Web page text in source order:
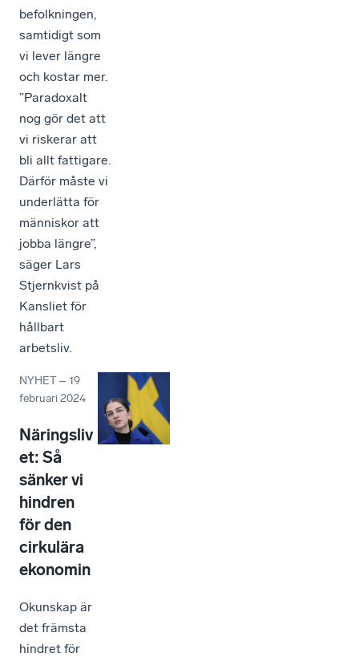
befolkningen,
samtidigt som
vi lever längre
och kostar mer.
”Paradoxalt
nog gör det att
vi riskerar att
bli allt fattigare.
Därför måste vi
underlätta för
människor att
jobba längre”,
säger Lars
Stjernkvist på
Kansliet för
hållbart
arbetsliv.
NYHET –19
februari 2024
Näringsliv
et: Så
sänker vi
hindren
för den
cirkulära
ekonomin
Okunskap är
det främsta
hindret för